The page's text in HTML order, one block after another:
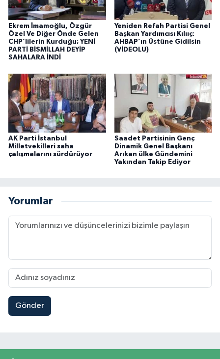
Ekrem İmamoğlu, Özgür
Özel Ve Diğer Önde Gelen
CHP’lilerin Kurduğu; YENİ
PARTİ BİSMİLLAH DEYİP
SAHALARA İNDİ
Yeniden Refah Partisi Genel
Başkan Yardımcısı Kılııç:
AHBAP’ın Üstüne Gidilsin
(VİDEOLU)
AK Parti İstanbul
Milletvekilleri saha
çalışmalarını sürdürüyor
Saadet Partisinin Genç
Dinamik Genel Başkanı
Arıkan ülke Gündemini
Yakından Takip Ediyor
Yorumlar
Gönder